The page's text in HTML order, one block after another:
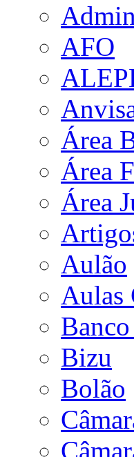
AFO
Área
Área
Área
Aulão
Aulas
Bizu
Bolão